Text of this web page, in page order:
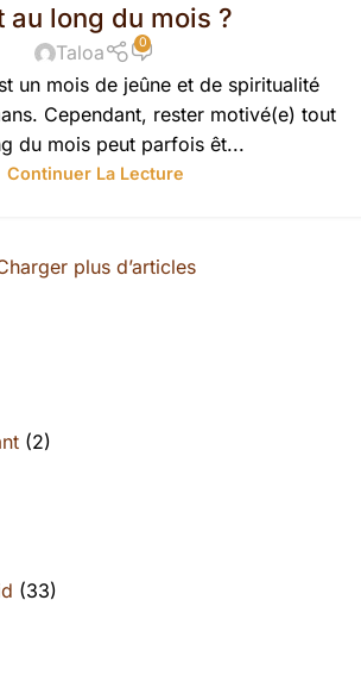
au long du mois ?
Taloa 0
un mois de jeûne et de spiritualité
Cependant, rester motivé(e) tout
du mois peut parfois êt...
Continuer La Lecture
plus d’articles
(2)
(33)